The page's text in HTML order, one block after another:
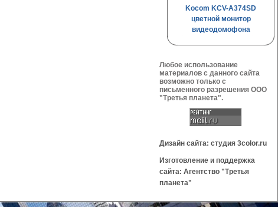
Kocom KCV-A374SD
цветной монитор
видеодомофона
Любое использование
материалов с данного сайта
возможно только с
письменного разрешения OOO
"Третья планета".
Дизайн сайта: студия 3color.ru
Изготовление и поддержка
сайта: Агентство "Третья
планета"